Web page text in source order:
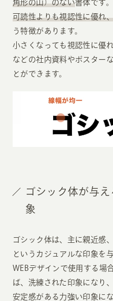
角形の山）のない書体です。
可読性よりも視認性に優れ
う特徴があります。
小さくなっても視認性に優
などの社内資料やポスター
とができます。
ゴシック体が与
象
ゴシック体は、主に親近感
というカジュアルな印象を与
WEBデザインで使用する場
ば、洗練された印象になり
安定感がある力強い印象にな